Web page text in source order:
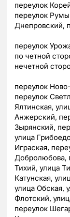
переулок
переулок
Днепровский,
переулок
по четной
нечетной
переулок
переулок
Ялтинская,
Анжерский,
Зырянский,
улица
Играская,
Добролюбова,
Тихий, улица
Катунская,
улица Обская,
Флотский,
переулок